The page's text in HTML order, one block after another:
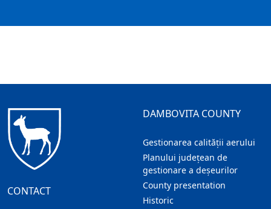
CONTACT
DAMBOVITA COUNTY
Gestionarea calității aerului
Planului județean de
gestionare a deșeurilor
County presentation
Historic